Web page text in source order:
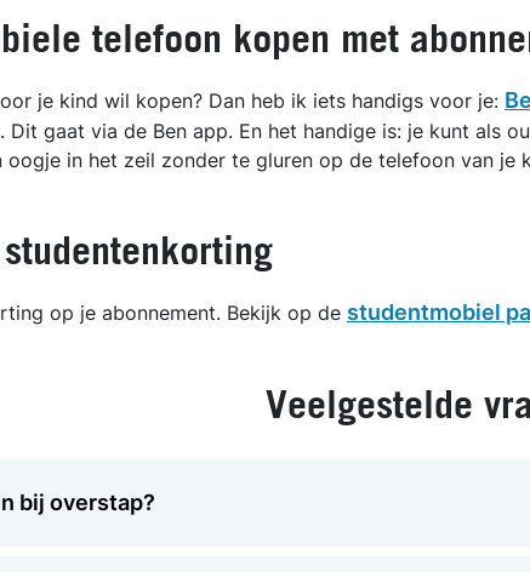
telefoon kopen met
je kind wil kopen? Dan heb ik iets handigs voor je:
gaat via de Ben app. En het handige is: je kunt als
oogje in het zeil zonder te gluren op de telefoon van je
op je abonnement. Bekijk op de studentmobiel
Veelgestelde
bij overstap?